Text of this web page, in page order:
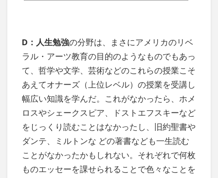
III。...
D：人生勉強の分野は、まさにアメリカのリベ
ラル・アーツ教育の目的のようなものでもあっ
て、哲学や文学、芸術などのこれらの授業こそ
あえてオナーズ（上位レベル）の授業を受講し
幅広い知識を学んだ。これがなかったら、ホメ
ロスやシェークスピア、ドストエフスキーなど
をじっくり読むことはなかったし、旧約聖書や
ダンテ、ミルトンな どの著書なども一生読む
ことがなかったかもしれない。それぞれで何枚
ものエッセーを課せられることで色々なことを